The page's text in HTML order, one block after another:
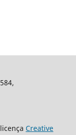
Creative